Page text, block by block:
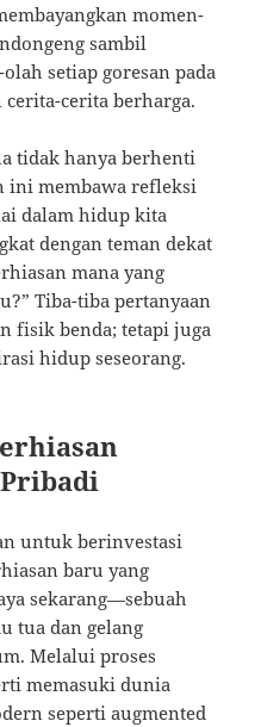
momen-
sambil
setiap goresan pada
cerita berharga.
tidak hanya berhenti
ini membawa refleksi
dalam hidup kita
dengan teman dekat
mana yang
Tiba-tiba pertanyaan
fisik benda; tetapi juga
hidup seseorang.
untuk berinvestasi
baru yang
sekarang—sebuah
tua dan gelang
Melalui proses
memasuki dunia
seperti augmented